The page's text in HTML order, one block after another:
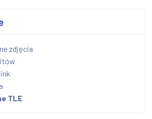
zdjęcia
TLE